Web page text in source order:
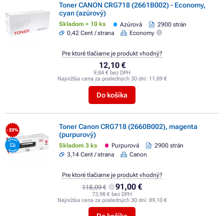
Toner CANON CRG718 (2661B002) - Economy,
cyan (azúrový)
Skladom > 10 ks Azúrová
2900 strán
0,42 Cent / strana
Economy
12,10 €
9,84 € bez DPH
Najnižšia cena za posledných 30 dní: 11,89 €
Do košíka
Pre ktoré tlačiarne je produkt vhodný?
- 23%
Toner Canon CRG718 (2660B002), magenta
(purpurový)
Skladom 3 ks Purpurová
2900 strán
3,14 Cent / strana
Canon
118,09 € 91,00 €
73,98 € bez DPH
Najnižšia cena za posledných 30 dní: 89,10 €
Pre ktoré tlačiarne je produkt vhodný?